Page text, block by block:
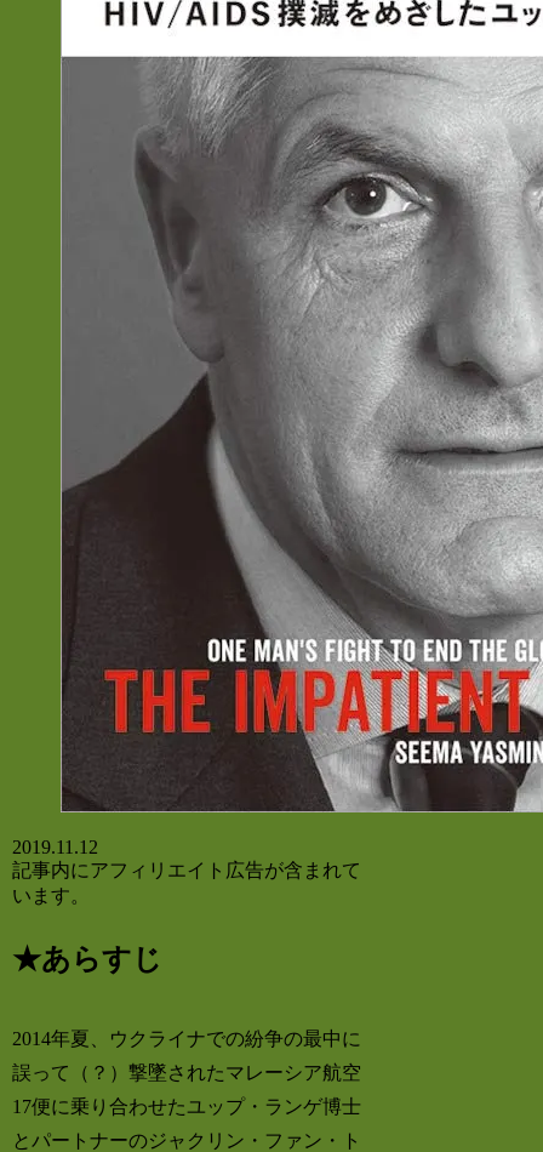
2019.11.12
記事内にアフィリエイト広告が含まれて
います。
★あらすじ
2014年夏、ウクライナでの紛争の最中に
誤って（？）撃墜されたマレーシア航空
17便に乗り合わせたユップ・ランゲ博士
とパートナーのジャクリン・ファン・ト